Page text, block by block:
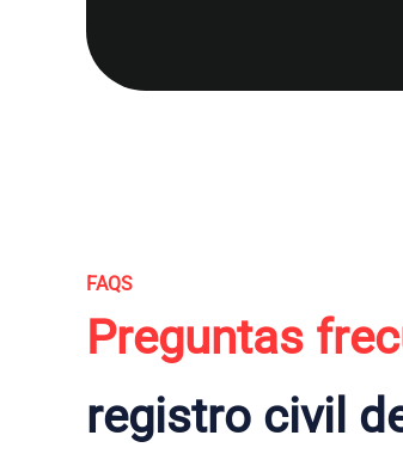
FAQS
Preguntas
registro civil